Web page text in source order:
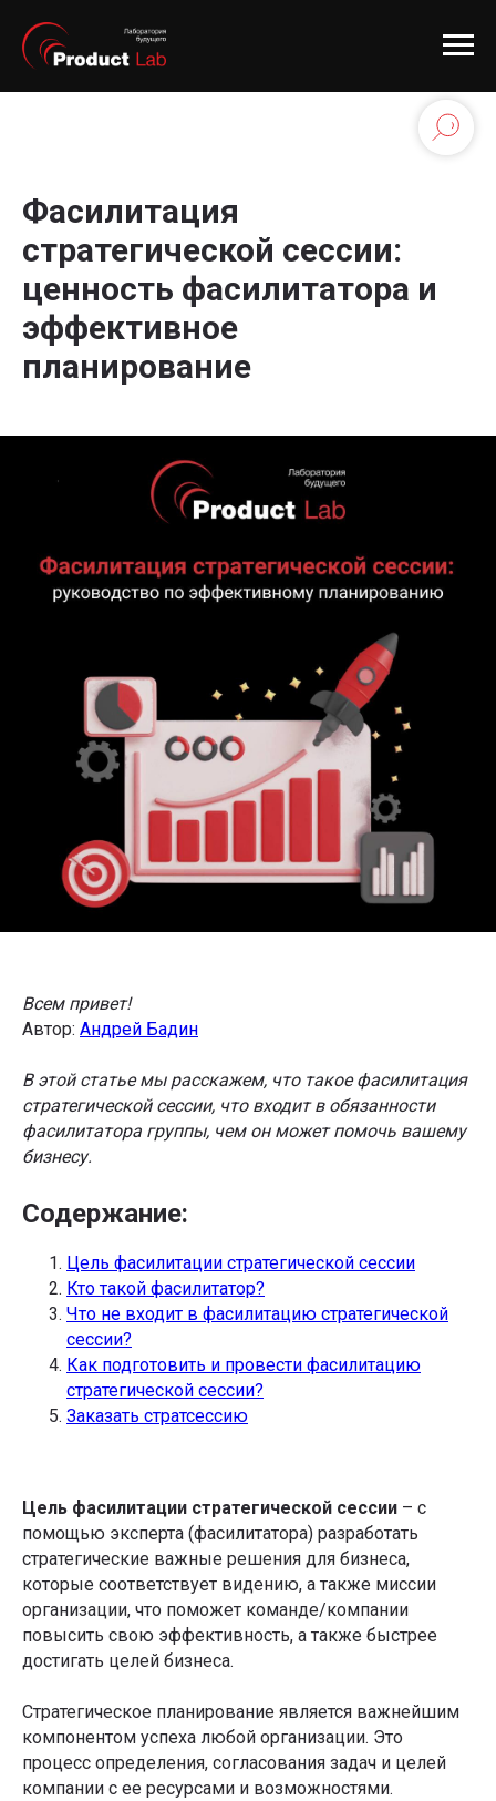
Фасилитация
стратегической сессии:
ценность фасилитатора и
эффективное
планирование
Всем привет!
Автор: Андрей Бадин
В этой статье мы расскажем, что такое фасилитация
стратегической сессии, что входит в обязанности
фасилитатора группы, чем он может помочь вашему
бизнесу.
Содержание:
Цель фасилитации стратегической сессии
Кто такой фасилитатор?
Что не входит в фасилитацию стратегической
сессии?
Как подготовить и провести фасилитацию
стратегической сессии?
Заказать стратсессию
Цель фасилитации стратегической сессии – с
помощью эксперта (фасилитатора) разработать
стратегические важные решения для бизнеса,
которые соответствует видению, а также миссии
организации, что поможет команде/компании
повысить свою эффективность, а также быстрее
достигать целей бизнеса.
Стратегическое планирование является важнейшим
компонентом успеха любой организации. Это
процесс определения, согласования задач и целей
компании с ее ресурсами и возможностями.